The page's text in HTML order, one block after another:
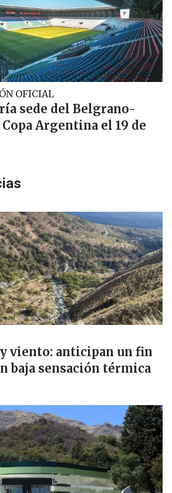
OFICIAL
sede del Belgrano-
Argentina el 19 de
viento: anticipan un fin
baja sensación térmica